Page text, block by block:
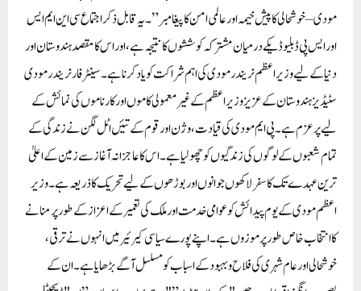
مودی – خوشحالی کا پیش خیمہ اور عالمی امن کا پیغامبر”۔ یہ قابل ذکر اجتماع سی این ایم ایس
اور ایس پی ڈبلیو ڈیکے درمیان مشترکہ کوششوں کا نتیجہ ہے، اور اس کا مقصد ہندوستان اور
دنیا کے لیے وزیر اعظم نریندر مودی کی اہم شراکت کو یاد کرنا ہے۔ سینٹر فار نریندر مودی
سٹیڈیز ہندوستان کے عزیز وزیر اعظم کے غیر معمولی کاموں اور کارناموں کی نمائش کے
لیے پرعزم ہے۔ پی ایم مودی کی قیادت، وژن اور قوم کے تئیں اٹل لگن نے زندگی کے
تمام شعبوں کے لوگوں کی زندگیوں کو چھو لیا ہے۔ اس کا عاجزانہ آغاز سے زمین کے اعلیٰ
ترین عہدے تک کا سفر لاکھوں جوانوں اور بوڑھوں کے لیے تحریک کا ذریعہ ہے۔وزیر
اعظم مودی کے یوم پیدائش کو عوامی خدمت اور ملک کی تعمیر کے اعزاز کے طور پر منانے
کا انتخاب خاص طور پر موزوں ہے۔ اپنے پورے سیاسی کیرئیر میں انہوں نے ترقی،
خوشحالی اور عام شہری کی فلاح و بہبود کے اسباب کو مسلسل آگے بڑھایا ہے۔ ان کے